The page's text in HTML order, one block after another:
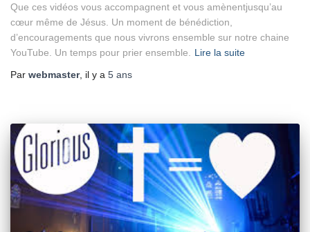
Que ces vidéos vous accompagnent et vous amènentjusqu’au
cœur même de Jésus. Un moment de bénédiction,
d’encouragements que nous vivrons ensemble sur notre chaine
YouTube. Un temps pour prier ensemble.
Lire la suite
Par webmaster, il y a 5 ans